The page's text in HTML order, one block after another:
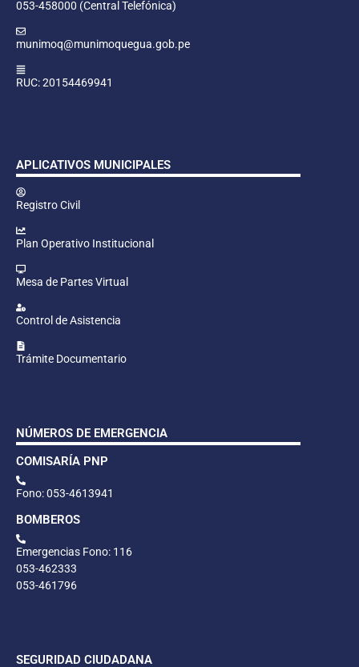
053-458000 (Central Telefónica)
munimoq@munimoquegua.gob.pe
RUC: 20154469941
APLICATIVOS MUNICIPALES
Registro Civil
Plan Operativo Institucional
Mesa de Partes Virtual
Control de Asistencia
Trámite Documentario
NÚMEROS DE EMERGENCIA
COMISARÍA PNP
Fono: 053-4613941
BOMBEROS
Emergencias Fono: 116
053-462333
053-461796
SEGURIDAD CIUDADANA